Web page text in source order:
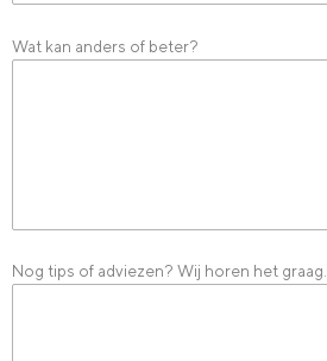
Wat kan anders of beter?
Nog tips of adviezen? Wij horen het graag.